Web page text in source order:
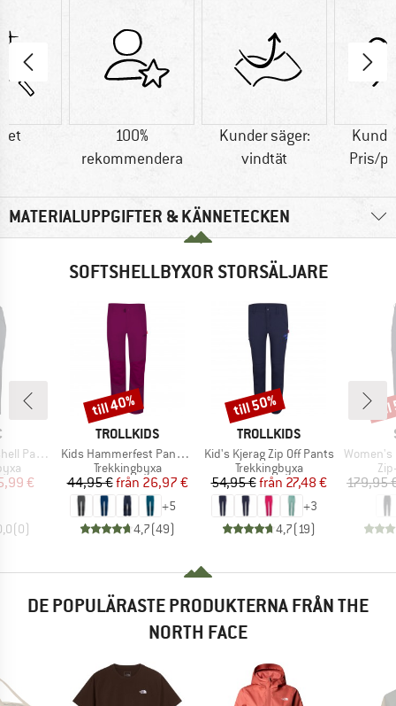
100%
rekommendera
Kunder säger:
vindtät
Pris/
MATERIALUPPGIFTER & KÄNNETECKEN
SOFTSHELLBYXOR STORSÄLJARE
Pants
pris
€
(0)
VARUMÄRKE
TROLLKIDS
Produkter
Kids Hammerfest Pants Pro
Produktgrupp
Trekkingbyxa
Pris
44,95 € Reducerat pris
från 26,97 €
+5
4,7(49)
Rabatt
till 40%
VARUMÄRKE
TROLLKIDS
Produkter
Kid's Kjerag Zip Off Pants
Produktgrupp
Trekkingbyxa
Pris
54,95 € Reducerat pris
från 27,48 €
+3
4,7(19)
Rabatt
till 50%
Produkter
Women's HoforsSt.
179,95
DE POPULÄRASTE PRODUKTERNA FRÅN THE
NORTH FACE